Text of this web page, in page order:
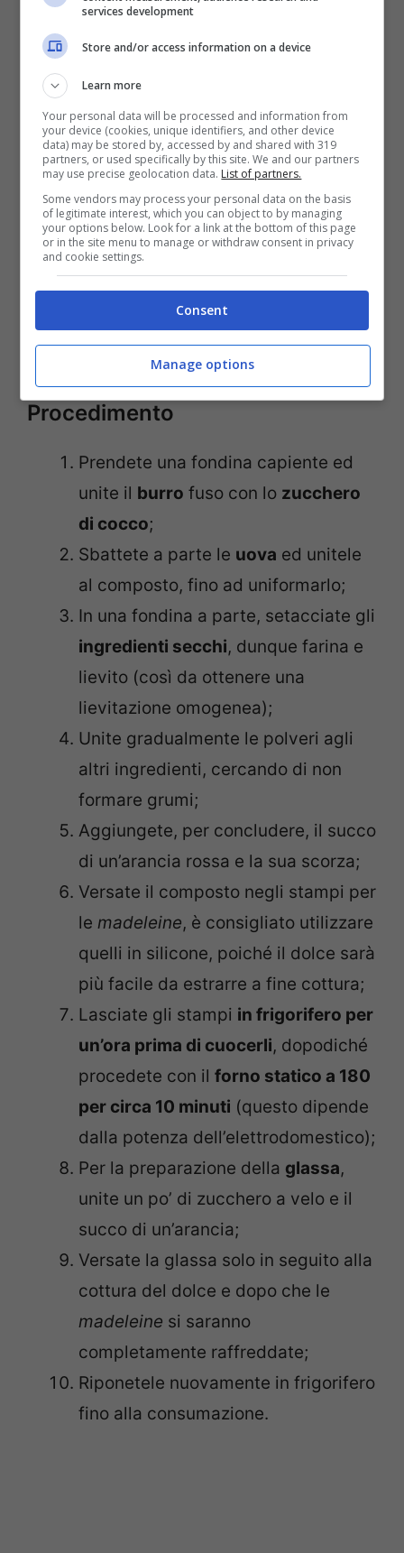
180g difarina
140g di
30g dizucchero di cocco
3uova
Mezza bustina dilievito
Unaaranciarossa
glassatura
Zucchero a velo
Procedimento
Prendete una fondina capiente ed
unite il burro fuso con lo zucchero
di cocco;
Sbattete a parte le uova ed unitele
al composto, fino ad uniformarlo;
In una fondina a parte, setacciate gli
ingredienti secchi, dunque farina e
lievito (così da ottenere una
lievitazione omogenea);
Unite gradualmente le polveri agli
altri ingredienti, cercando di non
formare grumi;
Aggiungete, per concludere, il succo
di un’arancia rossa e la sua scorza;
Versate il composto negli stampi per
le madeleine, è consigliato utilizzare
quelli in silicone, poiché il dolce sarà
più facile da estrarre a fine cottura;
Lasciate gli stampi in frigorifero per
un’ora prima di cuocerli, dopodiché
procedete con il forno statico a 180
per circa 10 minuti (questo dipende
dalla potenza dell’elettrodomestico);
Per la preparazione della glassa,
unite un po’ di zucchero a velo e il
succo di un’arancia;
Versate la glassa solo in seguito alla
cottura del dolce e dopo che le
madeleine si saranno
completamente raffreddate;
Riponetele nuovamente in frigorifero
fino alla consumazione.
services development
Store and/or access information on a device
Learn more
Your personal data will be processed and information from
your device (cookies, unique identifiers, and other device
data) may be stored by, accessed by and shared with 319
partners, or used specifically by this site. We and our partners
may use precise geolocation data. List of partners.
Some vendors may process your personal data on the basis
of legitimate interest, which you can object to by managing
your options below. Look for a link at the bottom of this page
or in the site menu to manage or withdraw consent in privacy
and cookie settings.
Consent
Manage options